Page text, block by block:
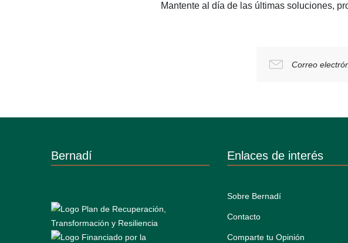
Mantente al día de las últimas soluciones,
Correo
Bernadí Enlaces de interés
Sobre Bernadí
Contacto
Comparte tu Opinión